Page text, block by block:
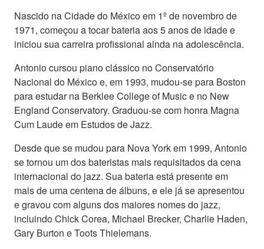
Nascido na Cidade do México em 1º de novembro de
1971, começou a tocar bateria aos 5 anos de idade e
iniciou sua carreira profissional ainda na adolescência.
Antonio cursou piano clássico no Conservatório
Nacional do México e, em 1993, mudou-se para Boston
para estudar na Berklee College of Music e no New
England Conservatory. Graduou-se com honra Magna
Cum Laude em Estudos de Jazz.
Desde que se mudou para Nova York em 1999, Antonio
se tornou um dos bateristas mais requisitados da cena
internacional do jazz. Sua bateria está presente em
mais de uma centena de álbuns, e ele já se apresentou
e gravou com alguns dos maiores nomes do jazz,
incluindo Chick Corea, Michael Brecker, Charlie Haden,
Gary Burton e Toots Thielemans.